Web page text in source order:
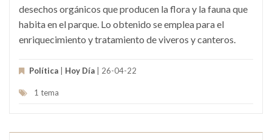
desechos orgánicos que producen la flora y la fauna que
habita en el parque. Lo obtenido se emplea para el
enriquecimiento y tratamiento de viveros y canteros.
Política Hoy Día | 26-04-22
1 tema